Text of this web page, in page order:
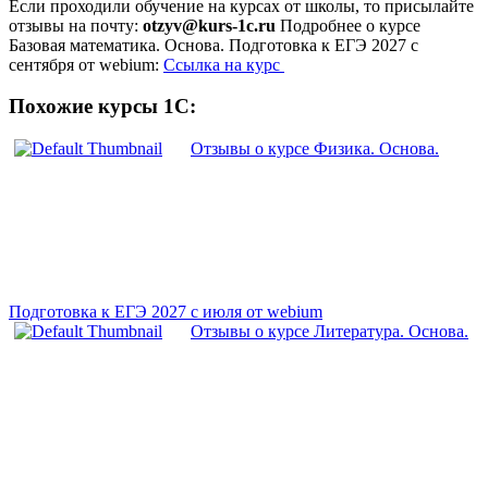
Если проходили обучение на курсах от школы, то присылайте
отзывы на почту: otzyv@kurs-1c.ru Подробнее о курсе
Базовая математика. Основа. Подготовка к ЕГЭ 2027 с
сентября от webium: Ссылка на курс
Похожие курсы 1С:
Отзывы о курсе Физика. Основа.
Подготовка к ЕГЭ 2027 с июля от webium
Отзывы о курсе Литература. Основа.